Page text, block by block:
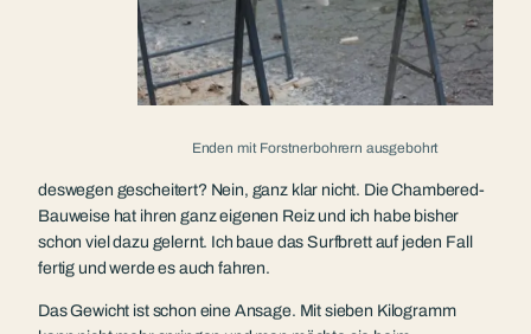
Enden mit Forstnerbohrern ausgebohrt
deswegen gescheitert? Nein, ganz klar nicht. Die Chambered-
Bauweise hat ihren ganz eigenen Reiz und ich habe bisher
schon viel dazu gelernt. Ich baue das Surfbrett auf jeden Fall
fertig und werde es auch fahren.
Das Gewicht ist schon eine Ansage. Mit sieben Kilogramm